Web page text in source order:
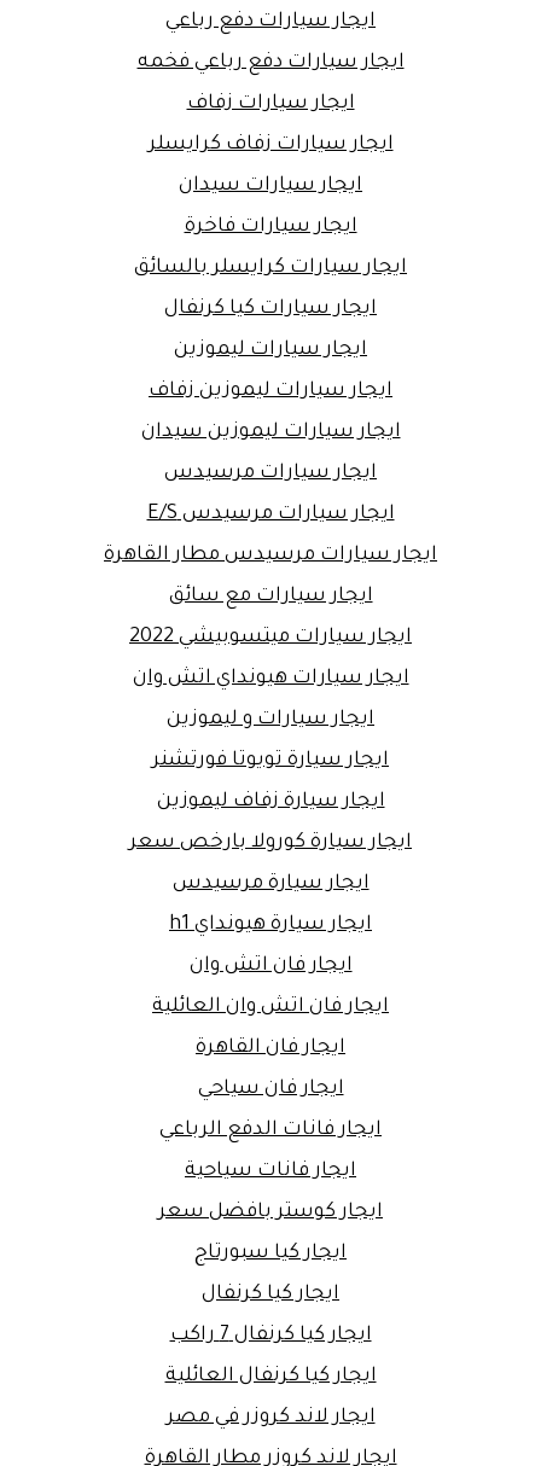
ايجار سيارات دفع رباعي
ايجار سيارات دفع رباعي فخمه
ايجار سيارات زفاف
ايجار سيارات زفاف كرايسلر
ايجار سيارات سيدان
ايجار سيارات فاخرة
ايجار سيارات كرايسلر بالسائق
ايجار سيارات كيا كرنفال
ايجار سيارات ليموزين
ايجار سيارات ليموزين زفاف
ايجار سيارات ليموزين سيدان
ايجار سيارات مرسيدس
ايجار سيارات مرسيدس E/S
ايجار سيارات مرسيدس مطار القاهرة
ايجار سيارات مع سائق
ايجار سيارات ميتسوبيشي 2022
ايجار سيارات هيونداي اتش وان
ايجار سيارات و ليموزين
ايجار سيارة تويوتا فورتشنر
ايجار سيارة زفاف ليموزين
ايجار سيارة كورولا بارخص سعر
ايجار سيارة مرسيدس
ايجار سيارة هيونداي h1
ايجار فان اتش وان
ايجار فان اتش وان العائلية
ايجار فان القاهرة
ايجار فان سياحي
ايجار فانات الدفع الرباعي
ايجار فانات سياحية
ايجار كوستر بافضل سعر
ايجار كيا سبورتاج
ايجار كيا كرنفال
ايجار كيا كرنفال 7 راكب
ايجار كيا كرنفال العائلية
ايجار لاند كروزر في مصر
ايجار لاند كروزر مطار القاهرة